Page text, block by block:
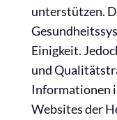
unterstützen.
Einigkeit.
und
Informationen
Websites der